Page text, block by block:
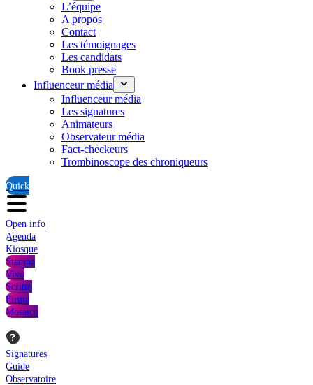
L’équipe
A propos
Contact
Les témoignages
Les candidats
Book presse
Influenceur média
Influenceur média
Les signatures
Animateurs
Observateur média
Fact-checkeurs
Trombinoscope des chroniqueurs
Quick
Open info
Agenda
Kiosque
Stampa
Vivo
Scritto
Firma
Mosaico
Signatures
Guide
Observatoire